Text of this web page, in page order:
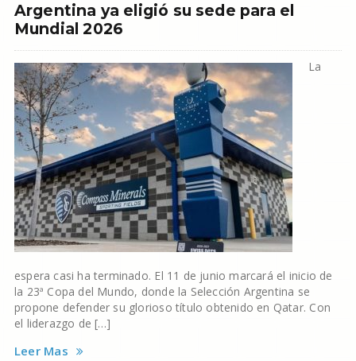
Argentina ya eligió su sede para el
Mundial 2026
La
espera casi ha terminado. El 11 de junio marcará el inicio de
la 23ª Copa del Mundo, donde la Selección Argentina se
propone defender su glorioso título obtenido en Qatar. Con
el liderazgo de […]
Leer Mas